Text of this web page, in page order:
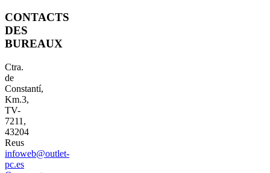
CONTACTS
DES
BUREAUX
Ctra.
de
Constantí,
Km.3,
TV-
7211,
43204
Reus
infoweb@outlet-
pc.es